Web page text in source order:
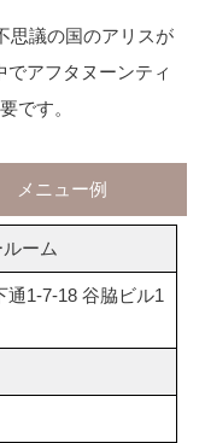
思議の国のアリスが
アフタヌーンティ
です。
メニュー例
ーム
1-7-18 谷脇ビル1